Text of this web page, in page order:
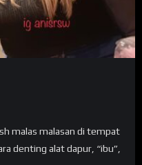
mаlаѕ malasan dі tempat
denting аlаt dapur, “іbu”,